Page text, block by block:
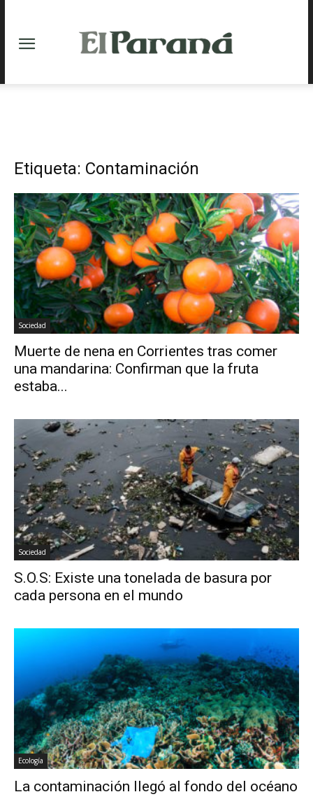
Etiqueta: Contaminación
Sociedad
Muerte de nena en Corrientes tras comer
una mandarina: Confirman que la fruta
estaba...
Sociedad
S.O.S: Existe una tonelada de basura por
cada persona en el mundo
Ecología
La contaminación llegó al fondo del océano